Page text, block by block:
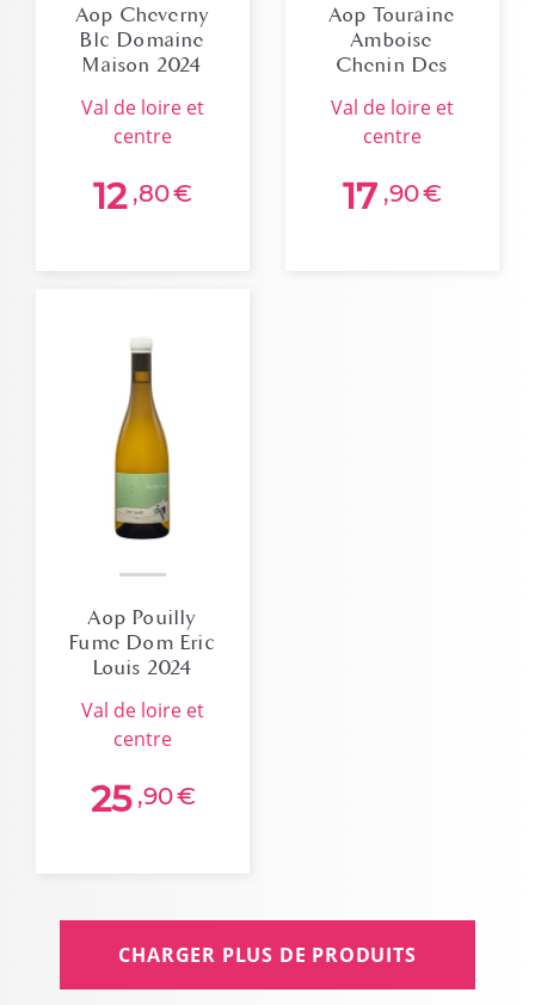
Aop Cheverny
Blc Domaine
Maison 2024
val de loire et
centre
12 ,80€
Aop Touraine
Amboise
Chenin Des
val de loire et
centre
17 ,90€
Aop Pouilly
Fume Dom Eric
Louis 2024
val de loire et
centre
25 ,90€
CHARGER PLUS DE PRODUITS